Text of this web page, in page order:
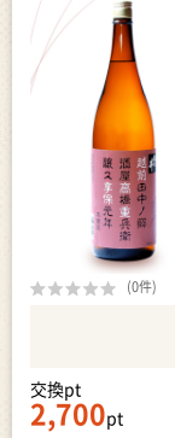
(0件)
交換pt
2,700pt